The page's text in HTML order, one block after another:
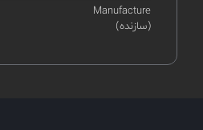
Manufacture
(سازنده)